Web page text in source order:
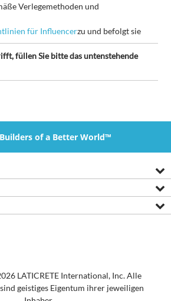
Verlegemethoden und
für Influencerzu und befolgt sie
füllen Sie bitte das untenstehende
of a Better World™
LATICRETE International, Inc. Alle
geistiges Eigentum ihrer jeweiligen